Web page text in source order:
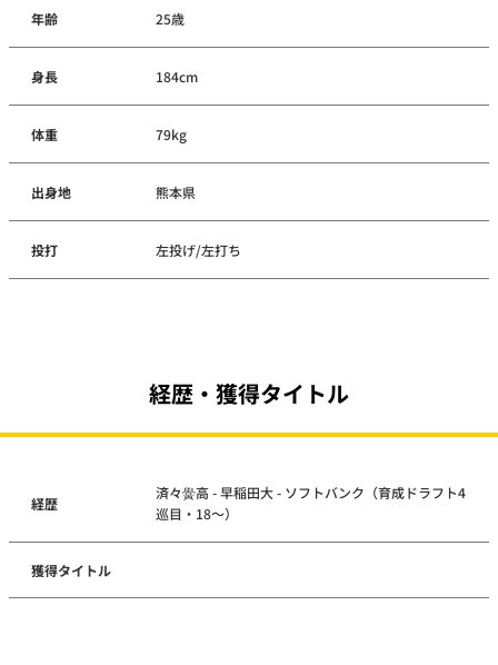
年齢 25歳
身長 184cm
体重 79kg
出身地 熊本県
投打 左投げ/左打ち
経歴・獲得タイトル
経歴
済々黌高 - 早稲田大 - ソフトバンク（育成ドラフト4
巡目・18～）
獲得タイトル